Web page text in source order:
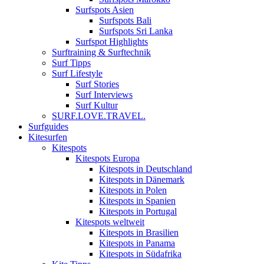
Surfspots Asien
Surfspots Bali
Surfspots Sri Lanka
Surfspot Highlights
Surftraining & Surftechnik
Surf Tipps
Surf Lifestyle
Surf Stories
Surf Interviews
Surf Kultur
SURF.LOVE.TRAVEL.
Surfguides
Kitesurfen
Kitespots
Kitespots Europa
Kitespots in Deutschland
Kitespots in Dänemark
Kitespots in Polen
Kitespots in Spanien
Kitespots in Portugal
Kitespots weltweit
Kitespots in Brasilien
Kitespots in Panama
Kitespots in Südafrika